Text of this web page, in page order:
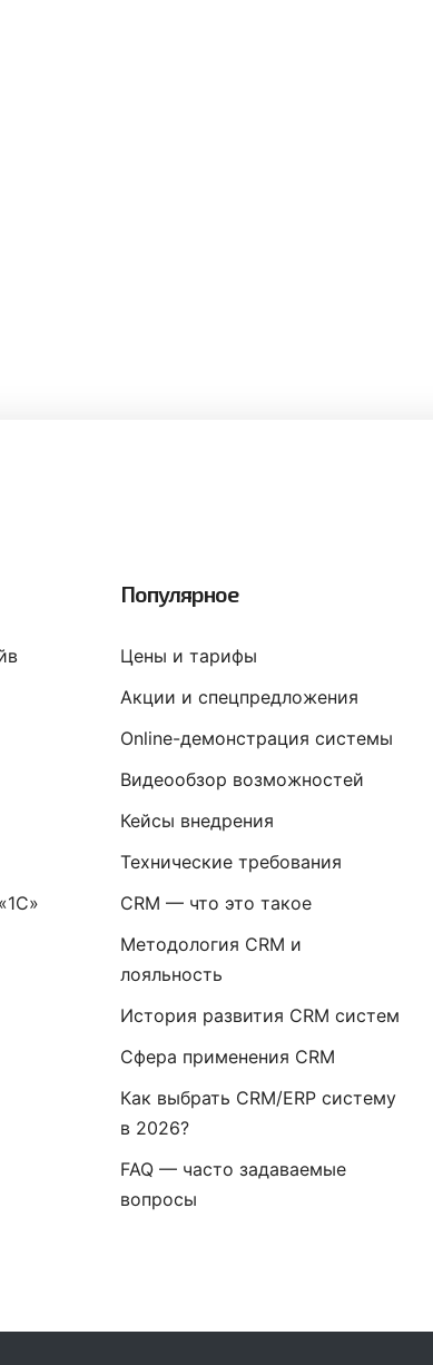
Популярное
Цены и тарифы
Акции и спецпредложения
Online-демонстрация системы
Видеообзор возможностей
Кейсы внедрения
Технические требования
CRM — что это такое
Методология CRM и
лояльность
История развития CRM систем
Сфера применения CRM
Как выбрать CRM/ERP систему
в 2026?
FAQ — часто задаваемые
вопросы